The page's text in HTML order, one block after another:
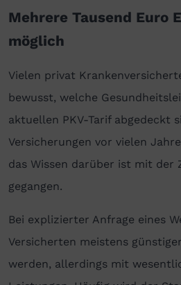
Mehrere Tausend Euro
möglich
Vielen privat
bewusst, welche
aktuellen PKV-Tarif abgedeckt
Versicherungen vor vielen
das Wissen darüber ist mit der
gegangen.
Bei explizierter Anfrage eines
Versicherten meistens
werden, allerdings mit